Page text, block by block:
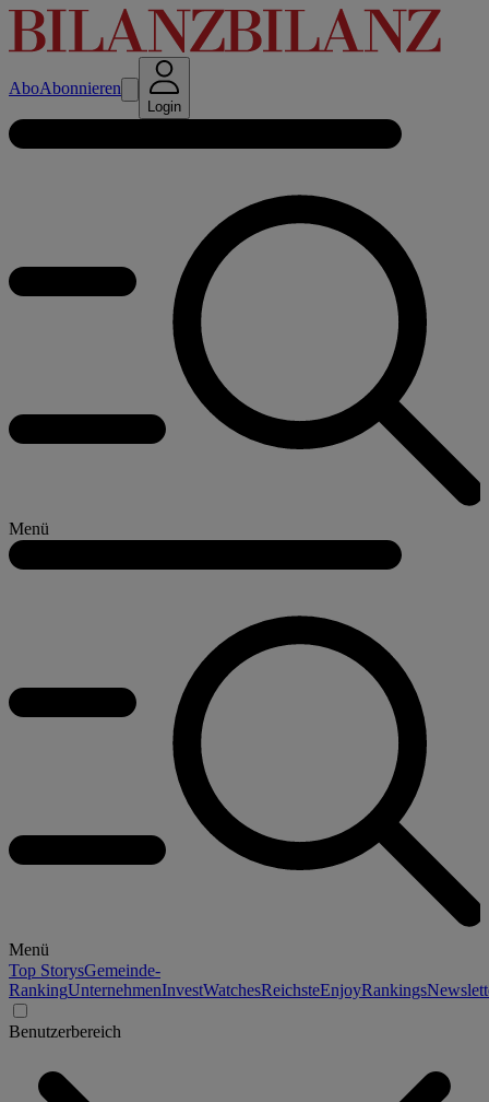
AboAbonnieren
Login
Menü
Menü
Top StorysGemeinde-
RankingUnternehmenInvestWatchesReichsteEnjoyRankings
Benutzerbereich